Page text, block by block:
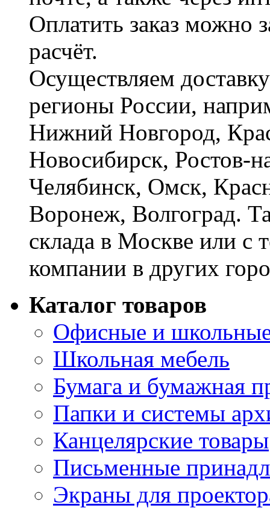
Оплатить заказ можно
расчёт.
Осуществляем
регионы России,
Нижний Новгород,
Новосибирск, Ростов-
Челябинск, Омск,
Воронеж, Волгоград.
склада в Москве или с
компании в других
Каталог товаров
Офисные и
Школьная мебель
Бумага и бумажная
Папки и системы
Канцелярские товары
Письменные
Экраны для